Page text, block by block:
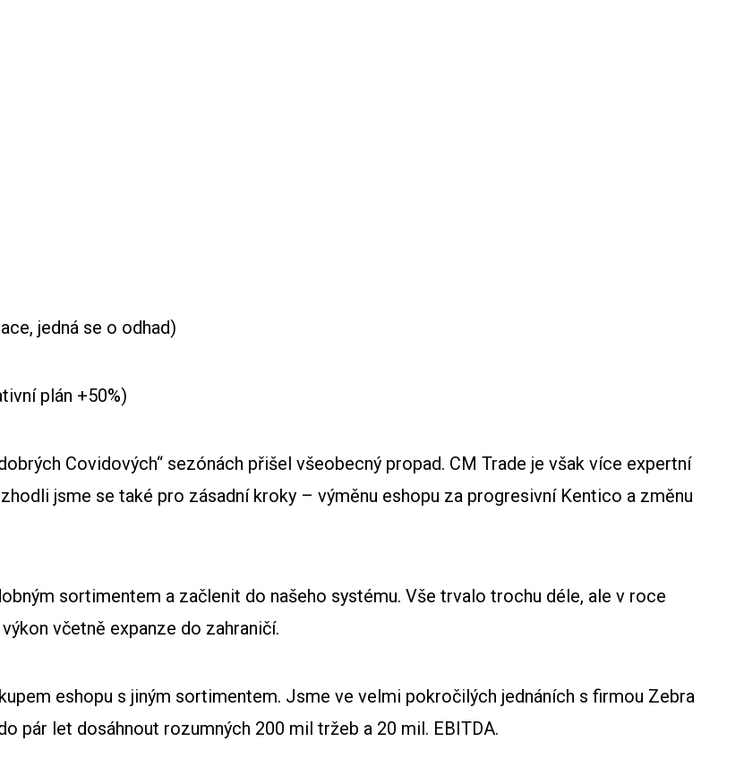
se o odhad)
+50%)
Covidových“ sezónách přišel všeobecný propad. CM Trade je však více expertní
jsme se také pro zásadní kroky – výměnu eshopu za progresivní Kentico a změnu
sortimentem a začlenit do našeho systému. Vše trvalo trochu déle, ale v roce
včetně expanze do zahraničí.
eshopu s jiným sortimentem. Jsme ve velmi pokročilých jednáních s firmou Zebra
pár let dosáhnout rozumných 200 mil tržeb a 20 mil. EBITDA.